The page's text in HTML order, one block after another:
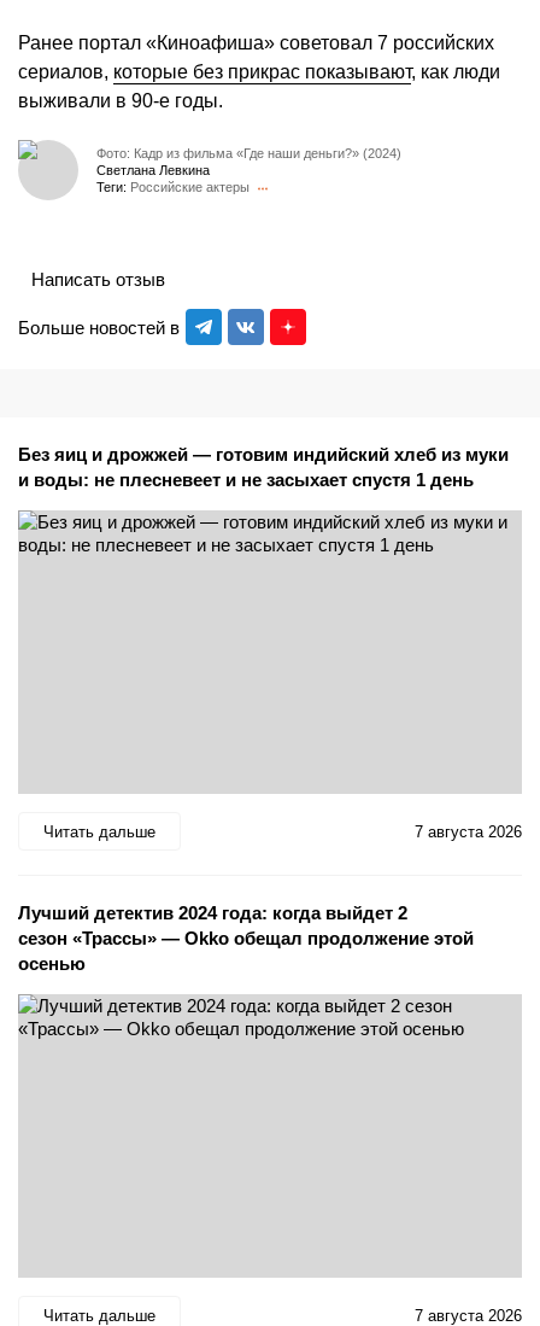
Ранее портал «Киноафиша» советовал 7 российских
сериалов, которые без прикрас показывают, как люди
выживали в 90-е годы.
Фото: Кадр из фильма «Где наши деньги?» (2024)
Светлана Левкина
Теги: Российские актеры
Больше новостей в
Написать отзыв
Без яиц и дрожжей — готовим индийский хлеб из муки
и воды: не плесневеет и не засыхает спустя 1 день
Читать дальше 7 августа 2026
Лучший детектив 2024 года: когда выйдет 2
сезон «Трассы» — Okko обещал продолжение этой
осенью
Читать дальше 7 августа 2026